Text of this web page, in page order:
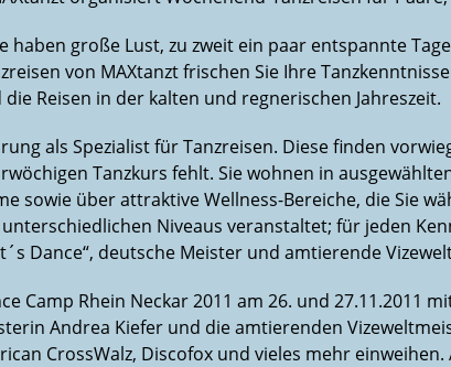
große Lust, zu zweit ein paar entspannte
von MAXtanzt frischen Sie Ihre
Reisen in der kalten und regnerischen Jahreszeit.
als Spezialist für Tanzreisen. Diese finden
Tanzkurs fehlt. Sie wohnen in
sowie über attraktive Wellness-Bereiche, die Sie
Niveaus veranstaltet; für jeden
Dance“, deutsche Meister und amtierende
Camp Rhein Neckar 2011 am 26. und
Andrea Kiefer und die amtierenden
CrossWalz, Discofox und vieles mehr